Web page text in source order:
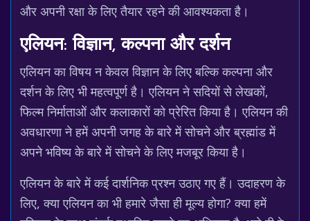
और अपनी रक्षा के लिए तैयार रहने की आवश्यकता है।
एलियन: विज्ञान, कल्पना और दर्शन
एलियन का विषय न केवल विज्ञान के लिए बल्कि कल्पना और
दर्शन के लिए भी महत्वपूर्ण है। एलियन ने सदियों से लेखकों,
फिल्म निर्माताओं और कलाकारों को प्रेरित किया है। एलियन की
अवधारणा ने हमें अपनी जगह के बारे में सोचने और ब्रह्मांड में
अपने भविष्य के बारे में सोचने के लिए मजबूर किया है।
एलियन के बारे में कई दार्शनिक प्रश्न उठाए गए हैं। उदाहरण के
लिए, क्या एलियन का भी हमारे जैसा ही मूल्य होगा? क्या हमें